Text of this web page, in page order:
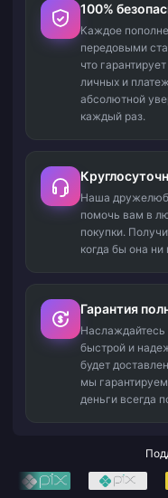
100%
Каждое
передовыми
что
личных и
абсолютной
каждый раз.
Наша
помочь вам в
покупки.
когда бы она
Гарантия
быстрой и
будет
мы
деньги всегда